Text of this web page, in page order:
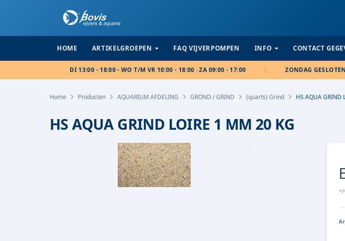
HOME ARTIKELGROEPEN FAQ VIJVERPOMPEN INFO CONTACT
DI 13:00 - 18:00 - WO T/M VR 10:00 - 18:00 · ZA 09:00 - 17:00 ZONDAG
Home Producten AQUARIUM AFDELING GROND / GRIND (quarts) Grind HS AQUA GRIND
HS AQUA GRIND LOIRE 1 MM 20 KG